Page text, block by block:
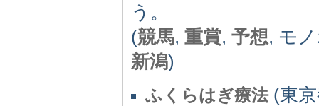
う。
(競馬, 重賞, 予想, モ
新潟)
ふくらはぎ療法(東京